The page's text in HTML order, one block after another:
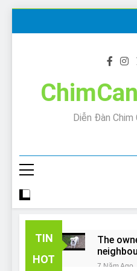
Diễn Đàn Chim
TIN
HOT
The
away!
7 Năm Ago